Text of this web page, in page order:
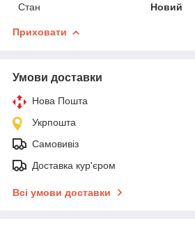
Стан
Новий
Приховати
Умови доставки
Нова Пошта
Укрпошта
Самовивіз
Доставка кур'єром
Всі умови доставки